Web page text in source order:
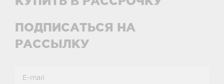
ПОДПИСАТЬСЯ НА
РАССЫЛКУ